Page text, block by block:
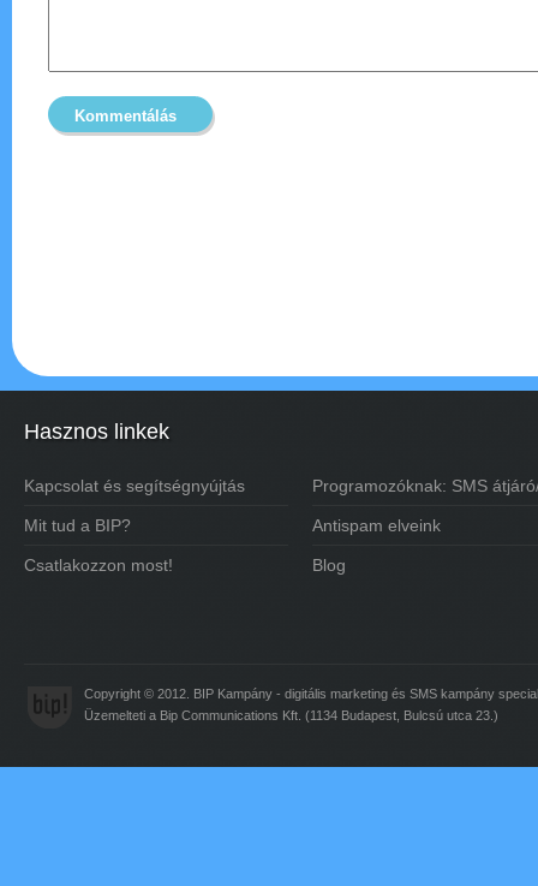
Hasznos linkek
Kapcsolat és segítségnyújtás
Mit tud a BIP?
Csatlakozzon most!
Programozóknak: SMS
Antispam elveink
Blog
Copyright © 2012. BIP Kampány - digitális marketing és SMS kampány
Üzemelteti a Bip Communications Kft. (1134 Budapest, Bulcsú utca 23.)